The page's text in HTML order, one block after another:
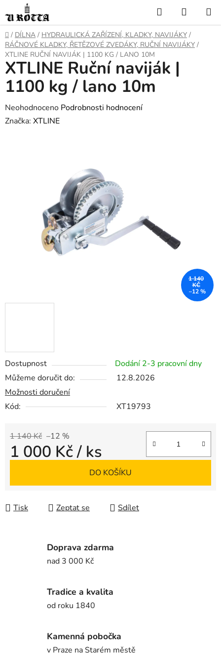
na
obsah
Hledat
KOŠÍK
DOMŮ
/ DÍLNA / HYDRAULICKÁ ZAŘÍZENÍ, KLADKY, NAVIJÁKY /
RÁČNOVÉ KLADKY, ŘETĚZOVÉ ZVEDÁKY, RUČNÍ NAVIJÁKY /
XTLINE RUČNÍ NAVIJÁK | 1100 KG / LANO 10M
Dostupnost
Dodání 2-3 pracovní dny
Můžeme doručit do:
12.8.2026
Možnosti doručení
Kód:
XT19793
1 140 Kč –12 %
1 000 Kč/ ks
DO KOŠÍKU
Tisk Zeptat se Sdílet
XTLINE Ruční naviják |
1100 kg / lano 10m
Průměrné
hodnocení
Neohodnoceno Podrobnosti hodnocení
Značka: XTLINE
1 140
KČ
–12 %
Doprava zdarma
nad 3 000 Kč
Tradice a kvalita
od roku 1840
Kamenná pobočka
v Praze na Starém městě